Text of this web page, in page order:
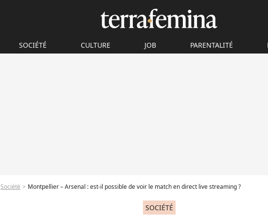
SOCIÉTÉ CULTURE JOB PARENTALITÉ
Société Montpellier – Arsenal : est-il possible de voir le match en direct live streaming ?
SOCIÉTÉ